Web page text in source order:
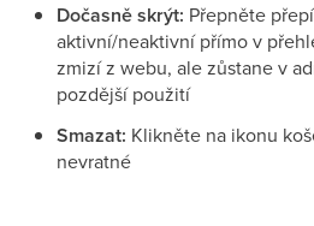
Dočasně skrýt: Přepněte
aktivní/neaktivní přímo v
zmizí z webu, ale zůstane v
pozdější použití
Smazat: Klikněte na ikonu
nevratné